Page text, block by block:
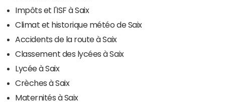
Impôts et l'ISF à Saix
Climat et historique météo de Saix
Accidents de la route à Saix
Classement des lycées à Saix
Lycée à Saix
Crèches à Saix
Maternités à Saix